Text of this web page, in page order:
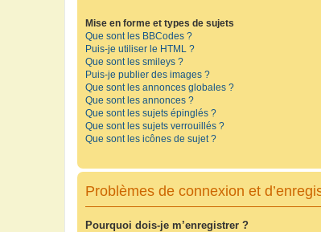
Mise en forme et types de sujets
Que sont les BBCodes ?
Puis-je utiliser le HTML ?
Que sont les smileys ?
Puis-je publier des images ?
Que sont les annonces globales ?
Que sont les annonces ?
Que sont les sujets épinglés ?
Que sont les sujets verrouillés ?
Que sont les icônes de sujet ?
Problèmes de connexion et
Pourquoi dois-je m’enregistrer ?